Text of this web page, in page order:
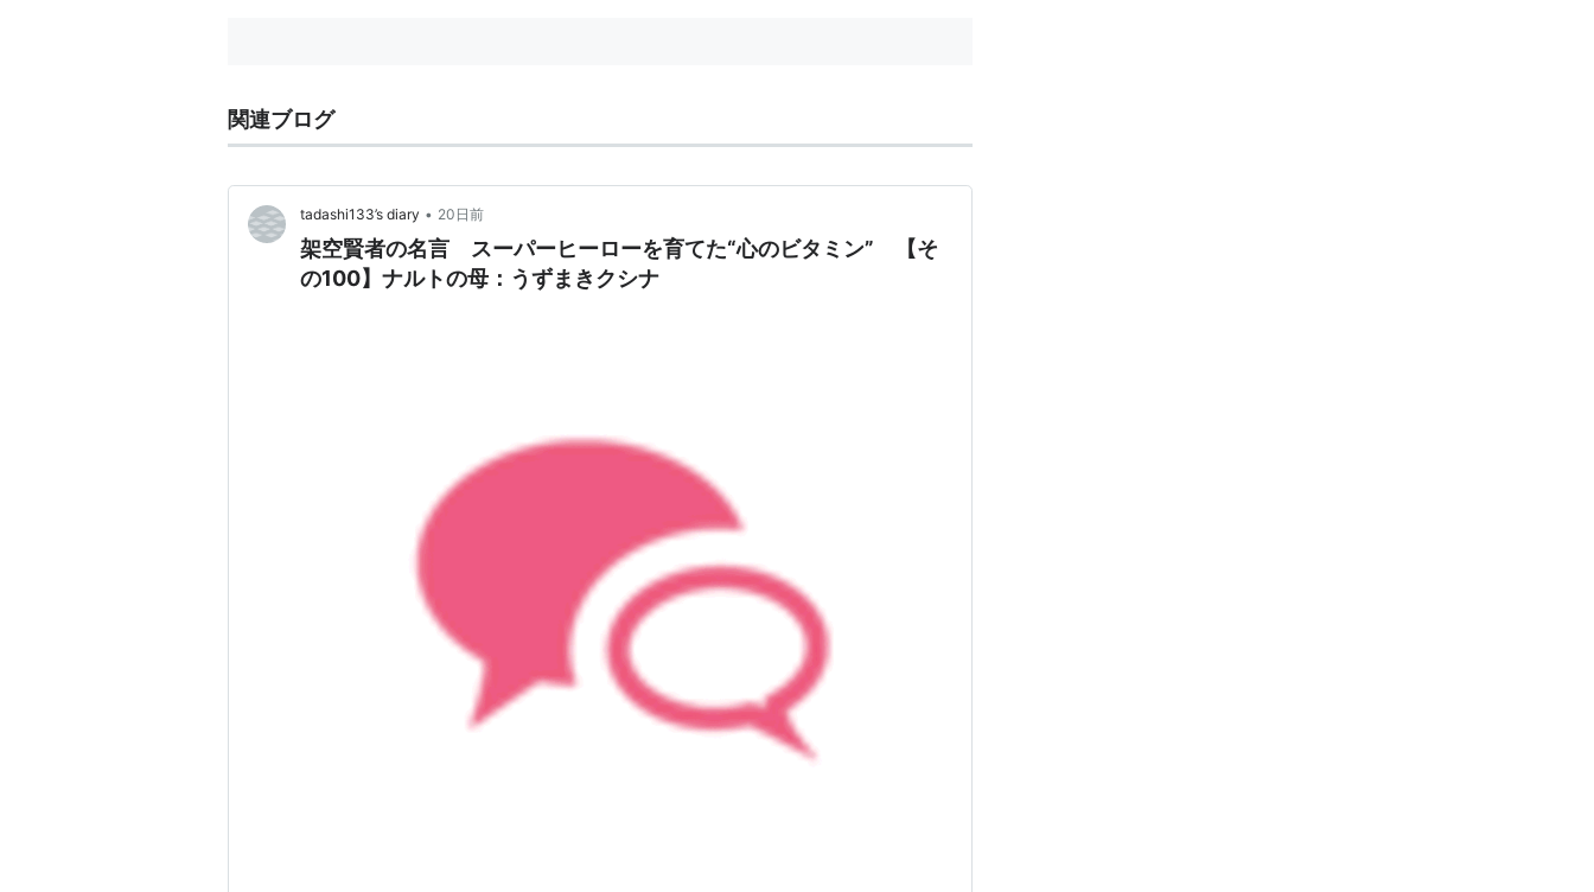
関連ブログ
tadashi133’s diary • 20日前
架空賢者の名言 スーパーヒーローを育てた“心のビタミン” 【そ
の100】ナルトの母：うずまきクシナ